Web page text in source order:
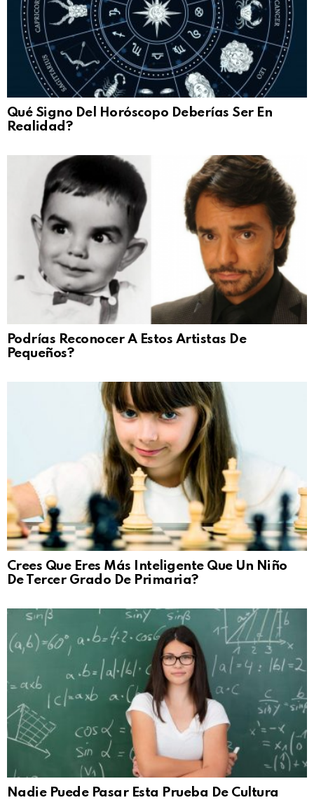
Qué Signo Del Horóscopo Deberías Ser En
Realidad?
Podrías Reconocer A Estos Artistas De
Pequeños?
Crees Que Eres Más Inteligente Que Un Niño
De Tercer Grado De Primaria?
Nadie Puede Pasar Esta Prueba De Cultura